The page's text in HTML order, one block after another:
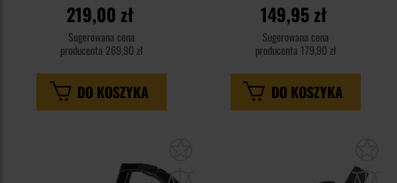
219,00 zł
Sugerowana cena
producenta 269,90 zł
DO KOSZYKA
149,95 zł
Sugerowana cena
producenta 179,90 zł
DO KOSZYKA